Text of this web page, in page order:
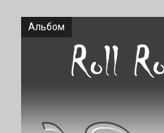
Альбом